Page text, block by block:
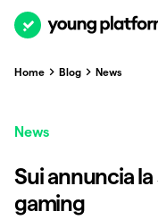
Home Blog News
News
Sui annuncia
gaming